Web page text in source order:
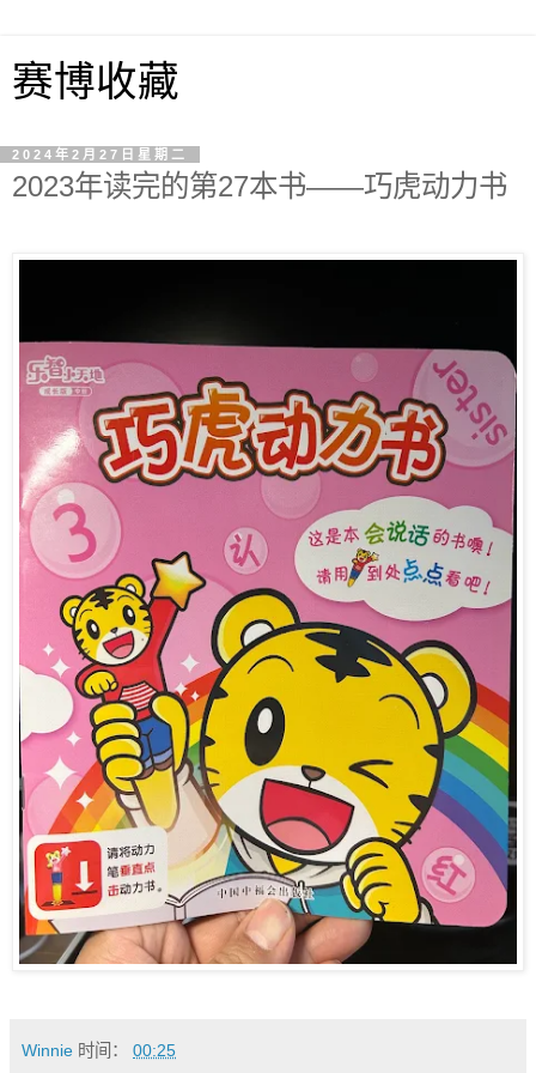
赛博收藏
2024年2月27日星期二
2023年读完的第27本书——巧虎动力书
Winnie 时间： 00:25